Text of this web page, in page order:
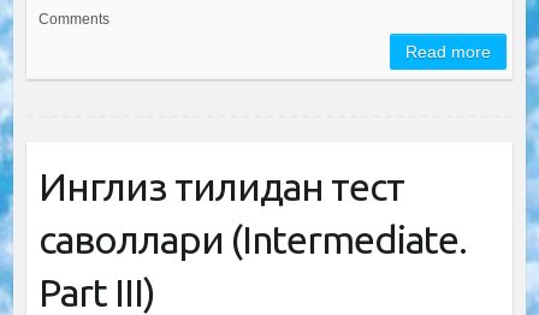
Comments
Read more
Инглиз тилидан тест
саволлари (Intermediate.
Рart III)